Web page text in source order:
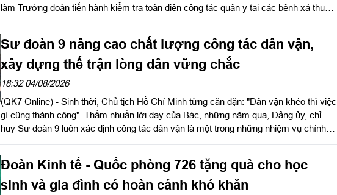
làm Trưởng đoàn tiến hành kiểm tra toàn diện công tác quân y tại các bệnh xá thuộc
thời chuẩn bị cho đợt kiểm tra toàn diện của Cục Quân y năm 2026.
Sư đoàn 9 nâng cao chất lượng công tác dân vận,
xây dựng thế trận lòng dân vững chắc
18:32 04/08/2026
(QK7 Online) - Sinh thời, Chủ tịch Hồ Chí Minh từng căn dặn: "Dân vận khéo thì việc
gì cũng thành công". Thấm nhuần lời dạy của Bác, những năm qua, Đảng ủy, chỉ
huy Sư đoàn 9 luôn xác định công tác dân vận là một trong những nhiệm vụ chính trị
trận lòng dân" vững chắc, tạo nền tảng để đơn vị hoàn thành thắng lợi nhiệm vụ
huấn luyện, sẵn sàng chiến đấu và xây dựng địa bàn an toàn.
Đoàn Kinh tế - Quốc phòng 726 tặng quà cho học
sinh và gia đình có hoàn cảnh khó khăn